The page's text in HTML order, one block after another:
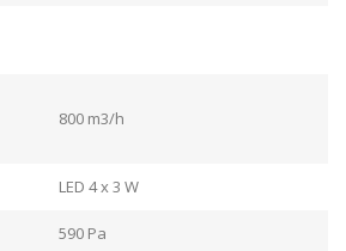
800 m3/h
LED 4 x 3 W
590 Pa